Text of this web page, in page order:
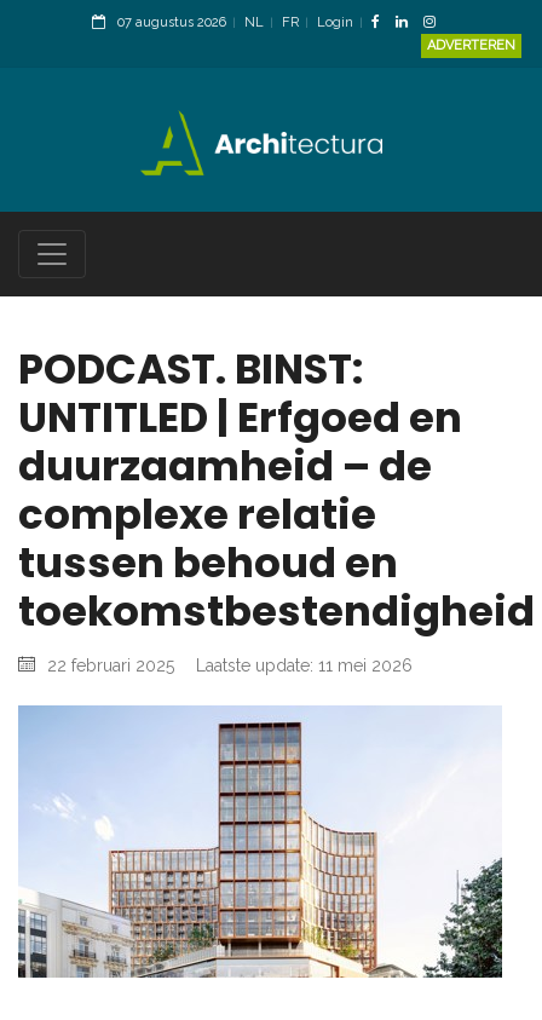
07 augustus 2026 NL FR
Login
ADVERTEREN
PODCAST. BINST:
UNTITLED | Erfgoed en
duurzaamheid – de
complexe relatie
tussen behoud en
toekomstbestendigheid
22 februari 2025 Laatste update: 11 mei 2026